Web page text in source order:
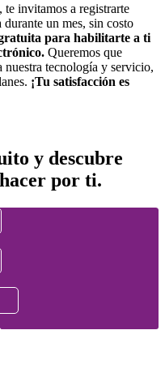
te invitamos a registrarte
un mes, sin costo
para habilitarte a ti
Queremos que
nuestra tecnología y servicio,
¡Tu satisfacción es
y descubre
por ti.